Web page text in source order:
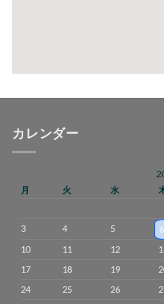
カレンダー
月 火 水
3
4 5 6
10
11 12
17
18 19
24
25 26